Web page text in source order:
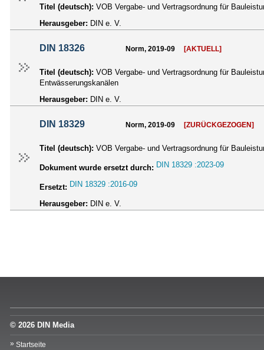
Titel (deutsch): VOB Vergabe- und Vertragsordnung für
Herausgeber: DIN e. V.
DIN 18326 Norm, 2019-09 [AKTUELL]
Titel (deutsch): VOB Vergabe- und Vertragsordnung für
Entwässerungskanälen
Herausgeber: DIN e. V.
DIN 18329 Norm, 2019-09 [ZURÜCKGEZOGEN]
Titel (deutsch): VOB Vergabe- und Vertragsordnung für
Dokument wurde ersetzt durch: DIN 18329 :2023-09
Ersetzt: DIN 18329 :2016-09
Herausgeber: DIN e. V.
© 2026 DIN Media
Startseite